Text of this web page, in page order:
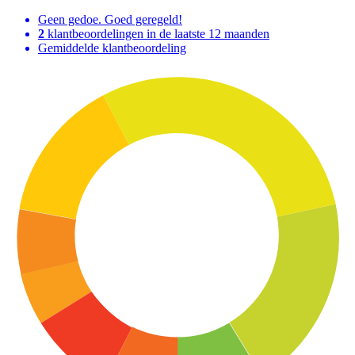
Geen gedoe. Goed geregeld!
2 klantbeoordelingen in de laatste 12 maanden
Gemiddelde klantbeoordeling